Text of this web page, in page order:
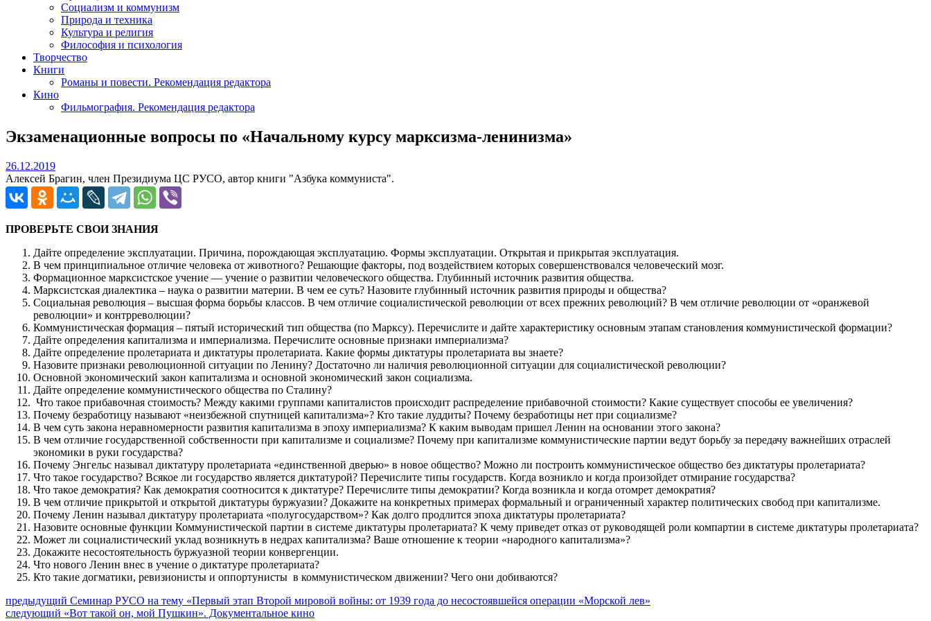
Социализм и коммунизм
Природа и техника
Культура и религия
Философия и психология
Творчество
Книги
Романы и повести. Рекомендация редактора
Кино
Фильмография. Рекомендация редактора
Экзаменационные вопросы по «Начальному курсу марксизма-ленинизма»
26.12.201926.12.2019
Алексей Брагин, член Президиума ЦС РУСО, автор книги "Азбука коммуниста".
ПРОВЕРЬТЕ СВОИ ЗНАНИЯ
Дайте определение эксплуатации. Причина, порождающая эксплуатацию. Формы эксплуатации. Открытая и прикрытая эксплуатация.
В чем принципиальное отличие человека от животного? Решающие факторы, под воздействием которых совершенствовался человеческий мозг.
Формационное марксистское учение — учение о развитии человеческого общества. Глубинный источник развития общества.
Марксистская диалектика – наука о развитии материи. В чем ее суть? Назовите глубинный источник развития природы и общества?
Социальная революция – высшая форма борьбы классов. В чем отличие социалистической революции от всех прежних революций? В чем отличие революции от «оранжевой
революции» и контрреволюции?
Коммунистическая формация – пятый исторический тип общества (по Марксу). Перечислите и дайте характеристику основным этапам становления коммунистической формации?
Дайте определения капитализма и империализма. Перечислите основные признаки империализма?
Дайте определение пролетариата и диктатуры пролетариата. Какие формы диктатуры пролетариата вы знаете?
Назовите признаки революционной ситуации по Ленину? Достаточно ли наличия революционной ситуации для социалистической революции?
Основной экономический закон капитализма и основной экономический закон социализма.
Дайте определение коммунистического общества по Сталину?
Что такое прибавочная стоимость? Между какими группами капиталистов происходит распределение прибавочной стоимости? Какие существует способы ее увеличения?
Почему безработицу называют «неизбежной спутницей капитализма»? Кто такие луддиты? Почему безработицы нет при социализме?
В чем суть закона неравномерности развития капитализма в эпоху империализма? К каким выводам пришел Ленин на основании этого закона?
В чем отличие государственной собственности при капитализме и социализме? Почему при капитализме коммунистические партии ведут борьбу за передачу важнейших отраслей
экономики в руки государства?
Почему Энгельс называл диктатуру пролетариата «единственной дверью» в новое общество? Можно ли построить коммунистическое общество без диктатуры пролетариата?
Что такое государство? Всякое ли государство является диктатурой? Перечислите типы государств. Когда возникло и когда произойдет отмирание государства?
Что такое демократия? Как демократия соотносится к диктатуре? Перечислите типы демократии? Когда возникла и когда отомрет демократия?
В чем отличие прикрытой и открытой диктатуры буржуазии? Докажите на конкретных примерах формальный и ограниченный характер политических свобод при капитализме.
Почему Ленин называл диктатуру пролетариата «полугосударством»? Как долго продлится эпоха диктатуры пролетариата?
Назовите основные функции Коммунистической партии в системе диктатуры пролетариата? К чему приведет отказ от руководящей роли компартии в системе диктатуры пролетариата?
Может ли социалистический уклад возникнуть в недрах капитализма? Ваше отношение к теории «народного капитализма»?
Докажите несостоятельность буржуазной теории конвергенции.
Что нового Ленин внес в учение о диктатуре пролетариата?
Кто такие догматики, ревизионисты и оппортунисты в коммунистическом движении? Чего они добиваются?
Навигация
предыдущий Предыдущий
пост:
Семинар РУСО на тему «Первый этап Второй мировой войны: от 1939 года до несостоявшейся операции «Морской лев»
следующий Следующее
«Вот такой он, мой Пушкин». Документальное кино